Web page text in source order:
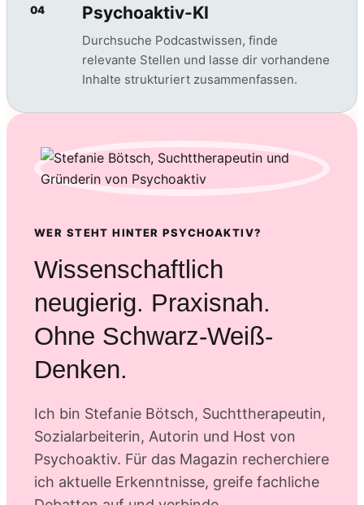
04 Psychoaktiv-KI
Durchsuche Podcastwissen, finde
relevante Stellen und lasse dir vorhandene
Inhalte strukturiert zusammenfassen.
WER STEHT HINTER PSYCHOAKTIV?
Wissenschaftlich
neugierig. Praxisnah.
Ohne Schwarz-Weiß-
Denken.
Ich bin Stefanie Bötsch, Suchttherapeutin,
Sozialarbeiterin, Autorin und Host von
Psychoaktiv. Für das Magazin recherchiere
ich aktuelle Erkenntnisse, greife fachliche